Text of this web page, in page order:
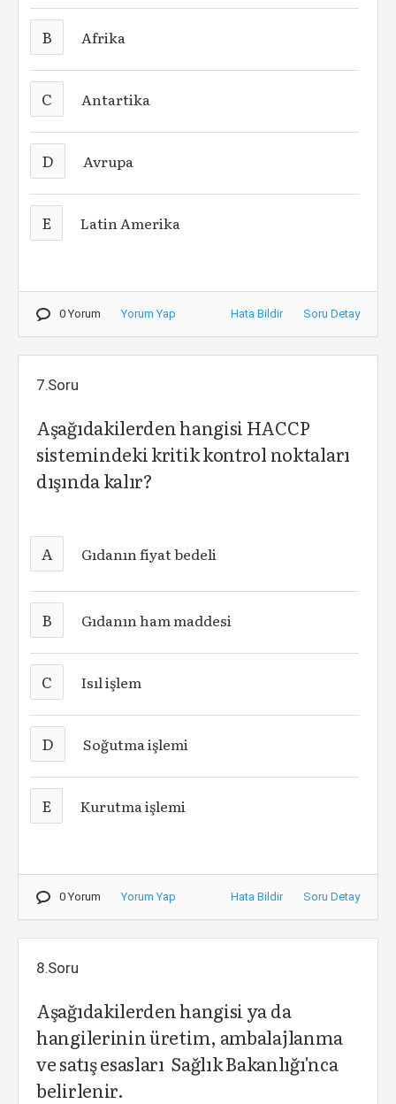
B Afrika
C Antartika
D Avrupa
E Latin Amerika
0 Yorum Yorum Yap Hata Bildir Soru Detay
7.Soru
Aşağıdakilerden hangisi HACCP
sistemindeki kritik kontrol noktaları
dışında kalır?
A Gıdanın fiyat bedeli
B Gıdanın ham maddesi
C Isıl işlem
D Soğutma işlemi
E Kurutma işlemi
0 Yorum Yorum Yap Hata Bildir Soru Detay
8.Soru
Aşağıdakilerden hangisi ya da
hangilerinin üretim, ambalajlanma
ve satış esasları Sağlık Bakanlığı'nca
belirlenir.